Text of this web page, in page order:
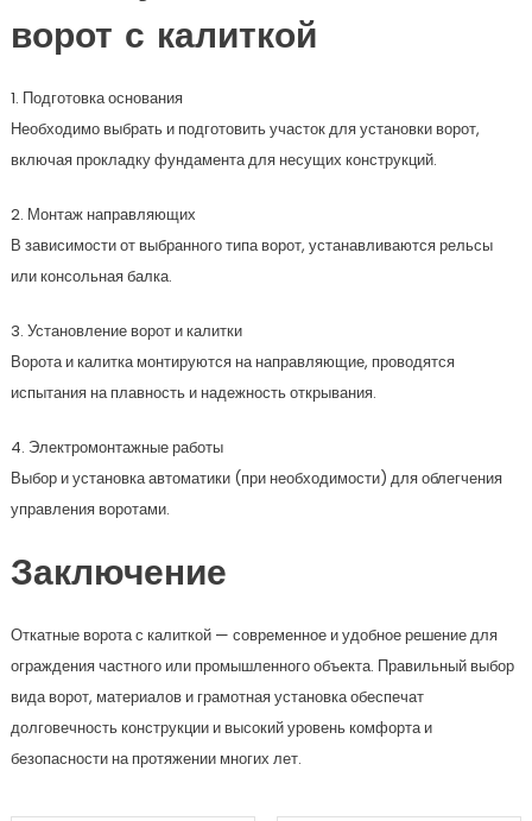
ворот с калиткой
1. Подготовка основания
Необходимо выбрать и подготовить участок для установки ворот,
включая прокладку фундамента для несущих конструкций.
2. Монтаж направляющих
В зависимости от выбранного типа ворот, устанавливаются рельсы
или консольная балка.
3. Установление ворот и калитки
Ворота и калитка монтируются на направляющие, проводятся
испытания на плавность и надежность открывания.
4. Электромонтажные работы
Выбор и установка автоматики (при необходимости) для облегчения
управления воротами.
Заключение
Откатные ворота с калиткой — современное и удобное решение для
ограждения частного или промышленного объекта. Правильный выбор
вида ворот, материалов и грамотная установка обеспечат
долговечность конструкции и высокий уровень комфорта и
безопасности на протяжении многих лет.